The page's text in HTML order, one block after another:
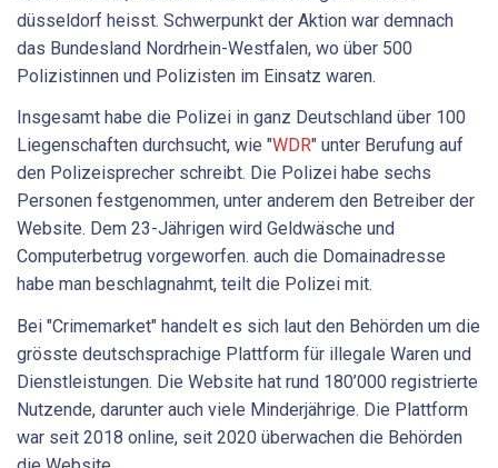
düsseldorf heisst. Schwerpunkt der Aktion war demnach
das Bundesland Nordrhein-Westfalen, wo über 500
Polizistinnen und Polizisten im Einsatz waren.
Insgesamt habe die Polizei in ganz Deutschland über 100
Liegenschaften durchsucht, wie "WDR" unter Berufung auf
den Polizeisprecher schreibt. Die Polizei habe sechs
Personen festgenommen, unter anderem den Betreiber der
Website. Dem 23-Jährigen wird Geldwäsche und
Computerbetrug vorgeworfen. auch die Domainadresse
habe man beschlagnahmt, teilt die Polizei mit.
Bei "Crimemarket" handelt es sich laut den Behörden um die
grösste deutschsprachige Plattform für illegale Waren und
Dienstleistungen. Die Website hat rund 180’000 registrierte
Nutzende, darunter auch viele Minderjährige. Die Plattform
war seit 2018 online, seit 2020 überwachen die Behörden